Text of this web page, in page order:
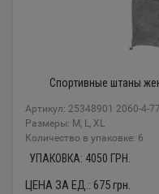
Спортивные штаны
Артикул: 25348901 2060-4-77
Размеры: М, L, XL
Количество в упаковке: 6
УПАКОВКА: 4050 ГРН.
ЦЕНА ЗА ЕД.: 675грн.